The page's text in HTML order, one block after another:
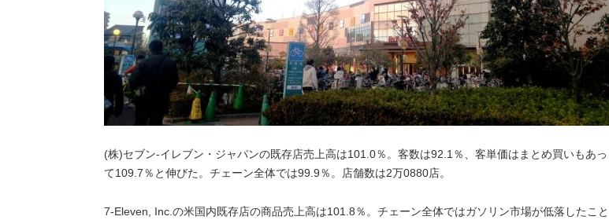
(株)セブン-イレブン・ジャパンの既存店売上高は101.0％。客数は92.1％、客単価はまとめ買いもあっ
て109.7％と伸びた。チェーン全体では99.9％。店舗数は2万0880店。
7-Eleven, Inc.の米国内既存店の商品売上高は101.8％。チェーン全体ではガソリン市場が低落したこと